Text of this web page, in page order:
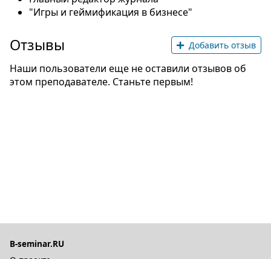
"Игры и геймификация в бизнесе"
Отзывы Добавить отзыв
Наши пользователи еще не оставили отзывов об
этом преподавателе. Станьте первым!
B-seminar.RU